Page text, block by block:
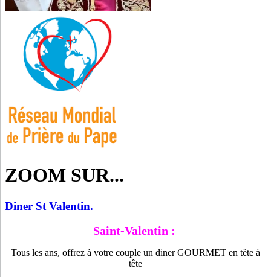
ZOOM SUR...
Diner St Valentin.
Saint-Valentin :
Tous les ans, offrez à votre couple un diner GOURMET en tête à
tête